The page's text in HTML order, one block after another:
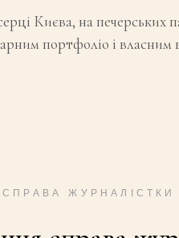
Києва, на
портфоліо і
ЖУРНАЛІСТКИ